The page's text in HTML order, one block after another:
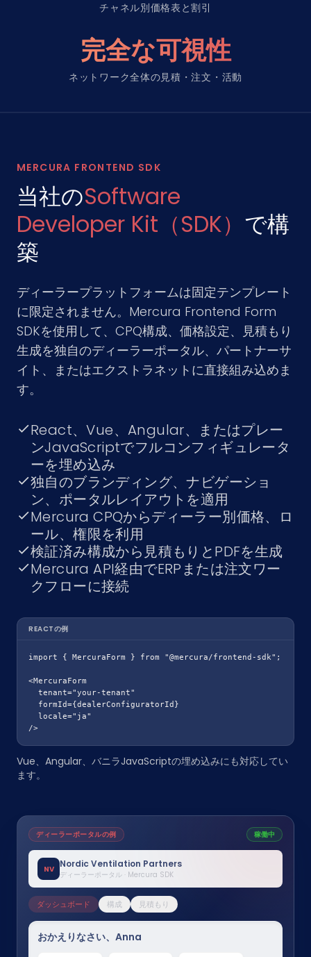
チャネル別価格表と割引
完全な可視性
ネットワーク全体の見積・注文・活動
MERCURA FRONTEND SDK
当社のSoftware
Developer Kit（SDK） で構
築
ディーラープラットフォームは固定テンプレート
に限定されません。Mercura Frontend Form
SDKを使用して、CPQ構成、価格設定、見積もり
生成を独自のディーラーポータル、パートナーサ
イト、またはエクストラネットに直接組み込めま
す。
React、Vue、Angular、またはプレー
ンJavaScriptでフルコンフィギュレータ
ーを埋め込み
独自のブランディング、ナビゲーショ
ン、ポータルレイアウトを適用
Mercura CPQからディーラー別価格、ロ
ール、権限を利用
検証済み構成から見積もりとPDFを生成
Mercura API経由でERPまたは注文ワー
クフローに接続
REACTの例
import { MercuraForm } from "@mercura/frontend-sdk";
<MercuraForm
  tenant="your-tenant"
  formId={dealerConfiguratorId}
  locale="ja"
/>
Vue、Angular、バニラJavaScriptの埋め込みにも対応してい
ます。
ディーラーポータルの例 稼働中
NV Nordic Ventilation Partners
ディーラーポータル · Mercura SDK
ダッシュボード 構成 見積もり
おかえりなさい、Anna